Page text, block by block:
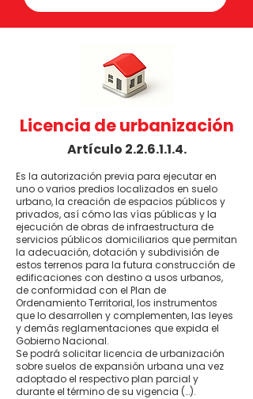
Licencia de urbanización
Artículo 2.2.6.1.1.4.
Es la autorización previa para ejecutar en
uno o varios predios localizados en suelo
urbano, la creación de espacios públicos y
privados, así cómo las vías públicas y la
ejecución de obras de infraestructura de
servicios públicos domiciliarios que permitan
la adecuación, dotación y subdivisión de
estos terrenos para la futura construcción de
edificaciones con destino a usos urbanos,
de conformidad con el Plan de
Ordenamiento Territorial, los instrumentos
que lo desarrollen y complementen, las leyes
y demás reglamentaciones que expida el
Gobierno Nacional.
Se podrá solicitar licencia de urbanización
sobre suelos de expansión urbana una vez
adoptado el respectivo plan parcial y
durante el término de su vigencia (…).